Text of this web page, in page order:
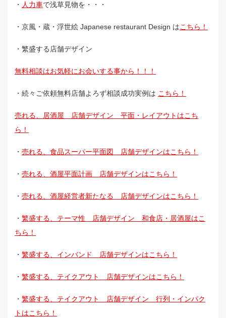
・ 人力車で浅草見物を・・・
・京風・蔵・浮世絵 Japanese restaurant Design はこちら！
・繁盛する店舗デザイン
無料相談はお気軽にお会いする事から！！！
・続々ご依頼無料店舗よろず相談成功実例は こちら！
売れる、居酒屋 店舗デザイン 平面・レイアウトはこち
ら！
・ 売れる、食品スーパー平面図 店舗デザインはこちら！
・ 売れる、酒屋平面計画 店舗デザインはこちら！
・ 売れる、酒屋経営者新たなる 店舗デザインはこちら！
・ 繁盛する、テーマ性 店舗デザイン 和食店・居酒屋はこ
ちら！
・ 繁盛する、インバンド 店舗デザインはこちら！
・ 繁盛する、テイクアウト 店舗デザインはこちら！
・ 繁盛する、テイクアウト 店舗デザイン 行列・インパク
トはこちら！